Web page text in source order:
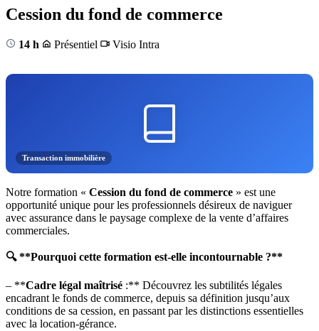
Cession du fond de commerce
14 h Présentiel Visio Intra
Transaction immobilière
Notre formation « Cession du fond de commerce » est une
opportunité unique pour les professionnels désireux de naviguer
avec assurance dans le paysage complexe de la vente d’affaires
commerciales.
🔍 **Pourquoi cette formation est-elle incontournable ?**
– **Cadre légal maîtrisé :** Découvrez les subtilités légales
encadrant le fonds de commerce, depuis sa définition jusqu’aux
conditions de sa cession, en passant par les distinctions essentielles
avec la location-gérance.